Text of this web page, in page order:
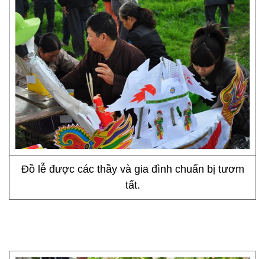
Đồ lễ được các thầy và gia đình chuẩn bị tươm
tất.